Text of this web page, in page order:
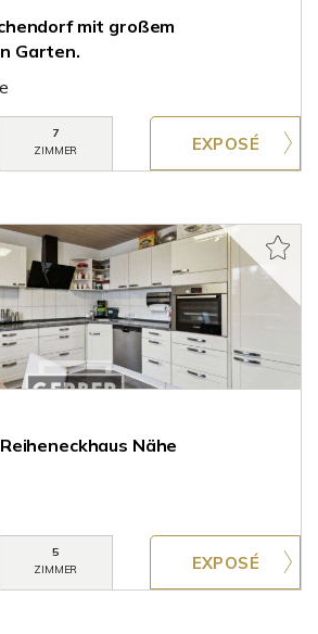
mit großem
Garten.
7
ZIMMER
Nähe
5
ZIMMER